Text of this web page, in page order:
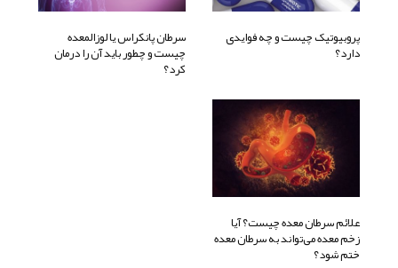
پروبیوتیک چیست و چه فوایدی
دارد؟
سرطان پانکراس یا لوزالمعده
چیست و چطور باید آن را درمان
کرد؟
علائم سرطان معده چیست؟ آیا
زخم معده می‌تواند به سرطان معده
ختم شود؟